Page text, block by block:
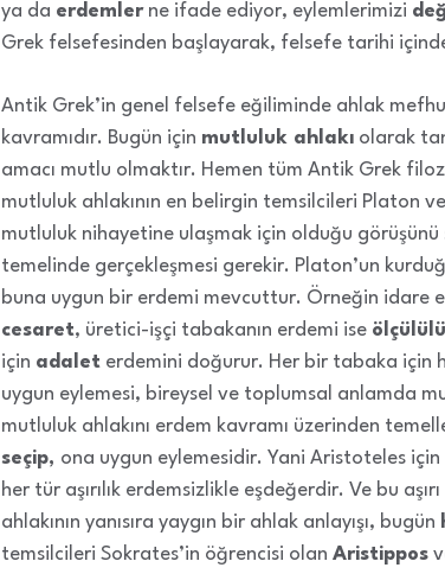
ya da erdemlerne ifade ediyor, eylemlerimizi
Grek felsefesinden başlayarak, felsefe tarihi
Antik Grek’in genel felsefe eğiliminde ahlak
kavramıdır. Bugün için mutluluk ahlakı olarak
amacı mutlu olmaktır. Hemen tüm Antik Grek
mutluluk ahlakının en belirgin temsilcileri Platon
mutluluk nihayetine ulaşmak için olduğu
temelinde gerçekleşmesi gerekir. Platon’un
buna uygun bir erdemi mevcuttur. Örneğin idare
cesaret, üretici-işçi tabakanın erdemi ise
için adalet erdemini doğurur. Her bir tabaka için
uygun eylemesi, bireysel ve toplumsal anlamda
mutluluk ahlakını erdem kavramı üzerinden
seçip, ona uygun eylemesidir. Yani Aristoteles için
her tür aşırılık erdemsizlikle eşdeğerdir. Ve bu
ahlakının yanısıra yaygın bir ahlak anlayışı, bugün
temsilcileri Sokrates’in öğrencisi olan Aristippos